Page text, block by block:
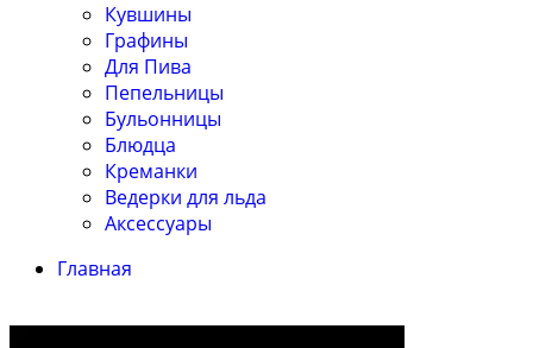
Кувшины
Графины
Для Пива
Пепельницы
Бульонницы
Блюдца
Креманки
Ведерки для льда
Аксессуары
Главная